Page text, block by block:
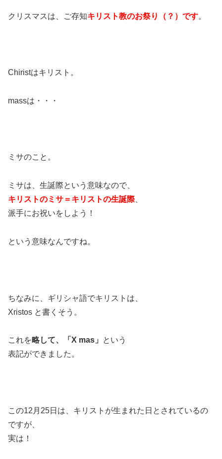
クリスマスは、ご存知キリスト教のお祭り（？）です。
Chiristはキリスト。
massは・・・
ミサのこと。
ミサは、生誕際という意味なので、
キリストのミサ＝キリストの生誕際、
派手にお祝いをしよう！
という意味なんですね。
ちなみに、ギリシャ語でキリストは、
Xristos と書くそう。
これを略して、「X mas」
という
表記ができました。
この12月25日は、キリストが生まれた日とされているの
ですが、
実は！